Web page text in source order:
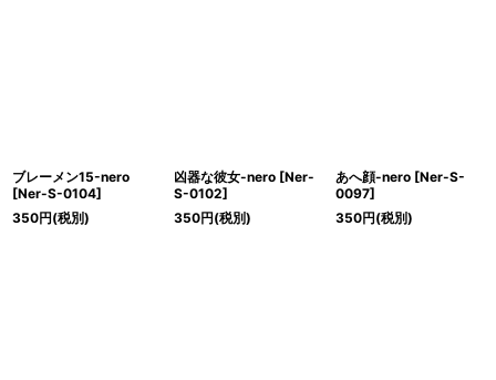
ブレーメン15-nero
[Ner-S-0104]
350円(税別)
凶器な彼女-nero [Ner-
S-0102]
350円(税別)
あへ顔-nero [Ner-S-
0097]
350円(税別)